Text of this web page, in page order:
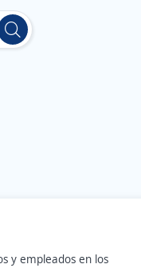
y empleados en los